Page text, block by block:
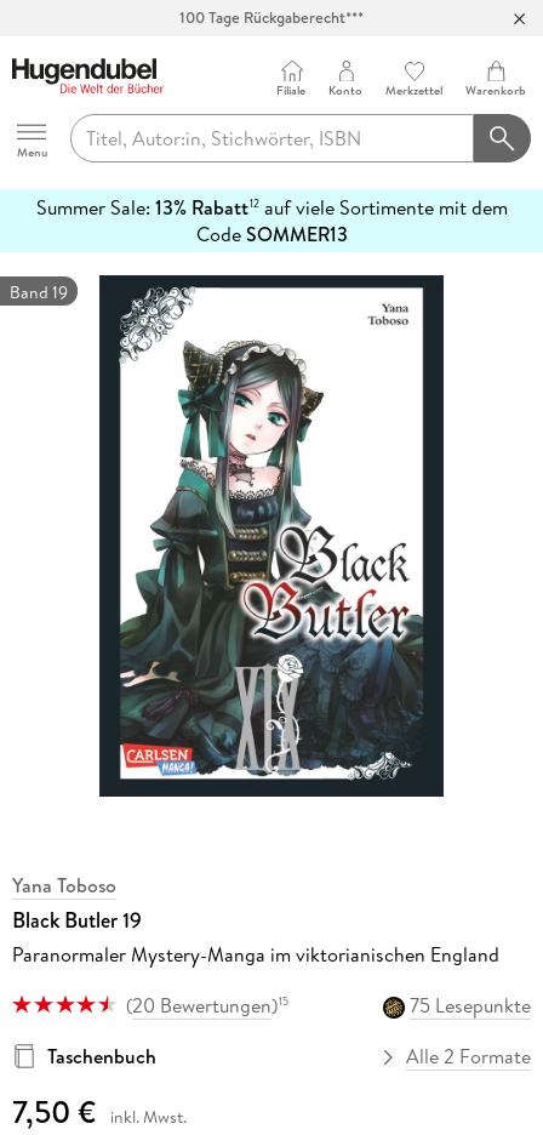
100 Tage Rückgaberecht***
Hugendubel
Menu
Filiale Konto Merkzettel Warenkorb
Summer Sale: 13% Rabatt12auf viele Sortimente mit dem
CodeSOMMER13
erfahren
Band 19
Yana Toboso
Black Butler 19
Paranormaler Mystery-Manga im viktorianischen England
(20 Bewertungen)15
75 Lesepunkte
Taschenbuch
Alle 2 Formate
7,50 € inkl. Mwst.